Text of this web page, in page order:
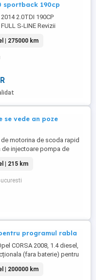
sportback 190cp
2014 2.0TDI 190CP
FULL S-LINE Revizii
Ruleaza impecabil.
| 275000 km
se vede an poze
motorina de scoda rapid
de injectoare pompa de
logan fise bobina
| 215 km
programul rabla
CORSA 2008, 1.4 diesel,
(fara baterie) pentru
| 200000 km